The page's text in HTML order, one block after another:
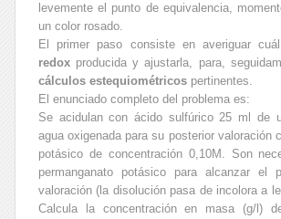
levemente el punto de equivalencia,
un color rosado.
El primer paso consiste en averiguar
redox producida y ajustarla, para,
cálculos estequiométricos pertinentes.
El enunciado completo del problema es:
Se acidulan con ácido sulfúrico 25 ml de
agua oxigenada para su posterior valoración
potásico de concentración 0,10M. Son
permanganato potásico para alcanzar el
valoración (la disolución pasa de incolora a
Calcula la concentración en masa (g/l)